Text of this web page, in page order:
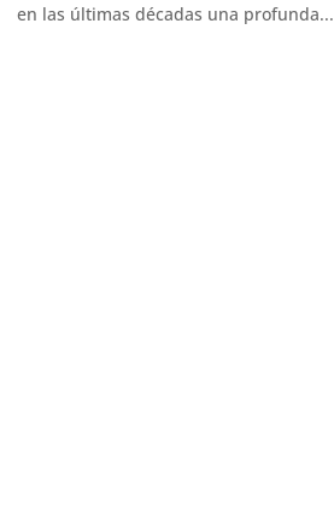
en las últimas décadas una profunda...